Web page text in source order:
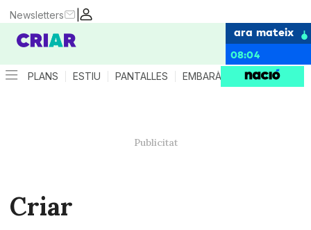
|
Newsletters
ara mateix
08:04
PLANS ESTIU PANTALLES EMBARÀS CRIANÇA
Criar